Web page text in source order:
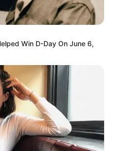
Win D-Day On June 6,